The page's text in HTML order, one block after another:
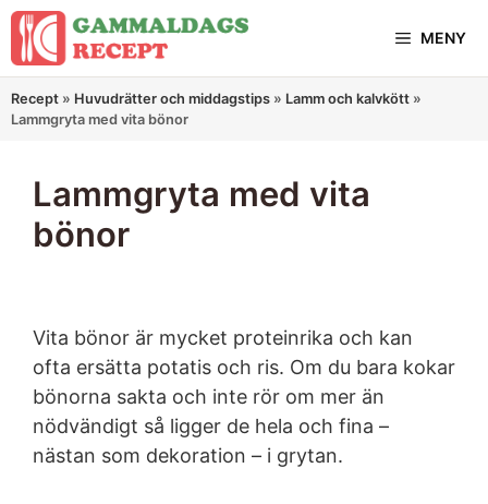
Hoppa
innehåll
MENY
Recept » Huvudrätter och middagstips » Lamm och kalvkött »
Lammgryta med vita bönor
Lammgryta med vita
bönor
Vita bönor är mycket proteinrika och kan
ofta ersätta potatis och ris. Om du bara kokar
bönorna sakta och inte rör om mer än
nödvändigt så ligger de hela och fina –
nästan som dekoration – i grytan.